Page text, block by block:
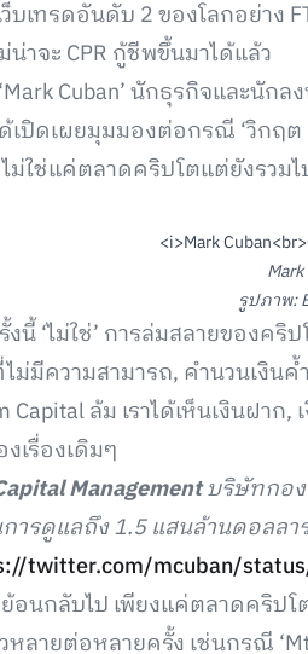
บเทรดอันดับ 2 ของโลกอย่าง
น่าจะ CPR กู้ชีพขึ้นมาได้แล้ว
Cuban’ นักธุรกิจและนัก
เปิดเผยมุมมองต่อกรณี ‘วิกฤต
ม่ใช่แค่ตลาดคริปโตแต่ยังรว
รูปภาพ:
นี้ ‘ไม่ใช่’ การล่มสลายของ
ม่มีความสามารถ, คำนวนเงิน
Capital ล้ม เราได้เห็นเงินฝ
เรื่องเดิมๆ
Managementบริษัทกอ
ารดูแลถึง 1.5 แสนล้านดอลลา
twitter.com/mcuban/
นกลับไป เพียงแค่ตลาดคริปโ
ลายต่อหลายครั้ง เช่นกรณี